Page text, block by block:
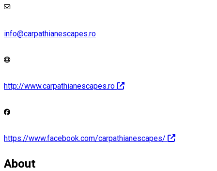
info@carpathianescapes.ro
http://www.carpathianescapes.ro
https://www.facebook.com/carpathianescapes/
About